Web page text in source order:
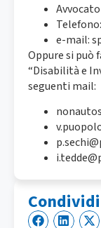
e-mail:
Oppure si può
“Disabilità e
seguenti mail: